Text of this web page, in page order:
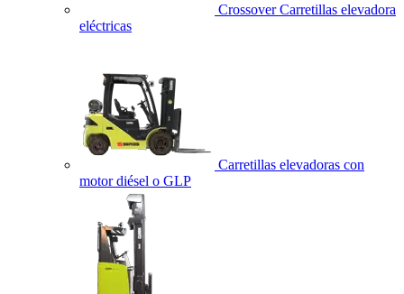
Crossover Carretillas elevadora
eléctricas
Carretillas elevadoras con
motor diésel o GLP